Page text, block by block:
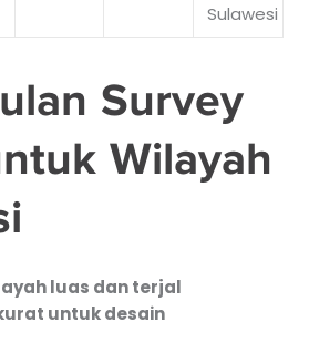
Sulawesi
Survey
Wilayah
luas dan terjal
untuk desain